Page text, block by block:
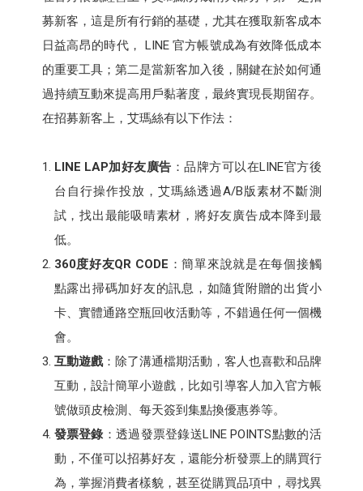
募新客，這是所有行銷的基礎，尤其在獲取新客成本
日益高昂的時代， LINE 官方帳號成為有效降低成本
的重要工具；第二是當新客加入後，關鍵在於如何通
過持續互動來提高用戶黏著度，最終實現長期留存。
在招募新客上，艾瑪絲有以下作法：
LINE LAP加好友廣告 ：品牌方可以在LINE官方後
台自行操作投放，艾瑪絲透過A/B版素材不斷測
試，找出最能吸晴素材，將好友廣告成本降到最
低。
360度好友QR CODE ：簡單來說就是在每個接觸
點露出掃碼加好友的訊息，如隨貨附贈的出貨小
卡、實體通路空瓶回收活動等，不錯過任何一個機
會。
互動遊戲：除了溝通檔期活動，客人也喜歡和品牌
互動，設計簡單小遊戲，比如引導客人加入官方帳
號做頭皮檢測、每天簽到集點換優惠券等。
發票登錄：透過發票登錄送LINE POINTS點數的活
動，不僅可以招募好友，還能分析發票上的購買行
為，掌握消費者樣貌，甚至從購買品項中，尋找異